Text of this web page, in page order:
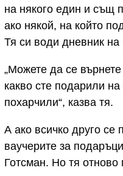
на някого един и същ
ако някой, на който
Тя си води дневник
„Можете да се
какво сте подарили
похарчили“, казва тя.
А ако всичко друго се
ваучерите за
Готсман. Но тя